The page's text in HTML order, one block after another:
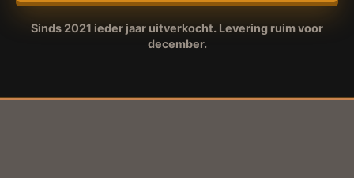
Sinds 2021 ieder jaar uitverkocht. Levering ruim voor
december.